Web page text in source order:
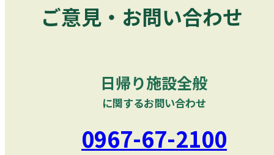
ご意見・お問い合わせ
日帰り施設全般
に関するお問い合わせ
0967-67-2100